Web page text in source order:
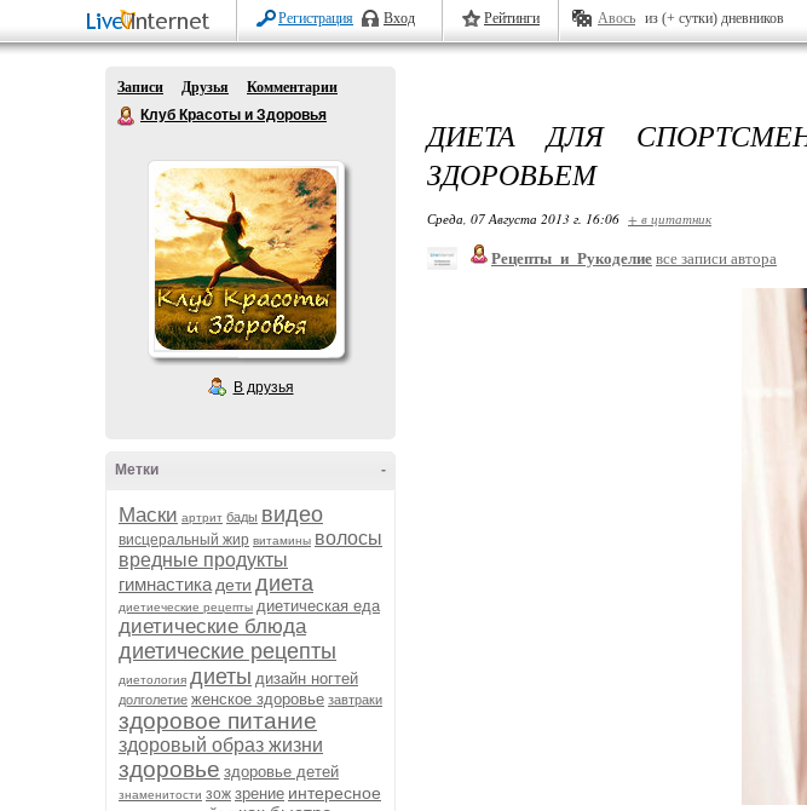
Регистрация Вход Рейтинги Авось из (+ сутки) дневников
Записи Друзья
Комментарии
Клуб Красоты и Здоровья
В друзья
-
Метки
Маски артрит бады видео
висцеральный жир витамины волосы
вредные продукты
гимнастика дети диета
диетиеческие рецепты диетическая еда
диетические блюда
диетические рецепты
диетология диеты дизайн ногтей
долголетие женское здоровье завтраки
здоровое питание
здоровый образ жизни
здоровье здоровье детей
знаменитости зож зрение интересное
ДИЕТА ДЛЯ
ЗДОРОВЬЕМ
Среда, 07 Августа 2013 г. 16:06 + в цитатник
Рецепты_и_Рукоделие все записи автора